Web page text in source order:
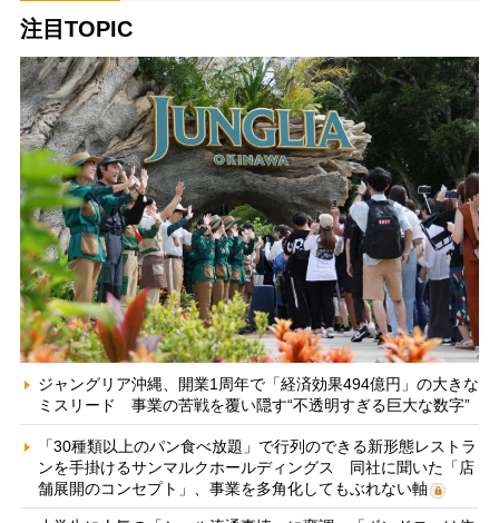
注目TOPIC
ジャングリア沖縄、開業1周年で「経済効果494億円」の大きな
ミスリード 事業の苦戦を覆い隠す“不透明すぎる巨大な数字”
「30種類以上のパン食べ放題」で行列のできる新形態レストラ
ンを手掛けるサンマルクホールディングス 同社に聞いた「店
舗展開のコンセプト」、事業を多角化してもぶれない軸